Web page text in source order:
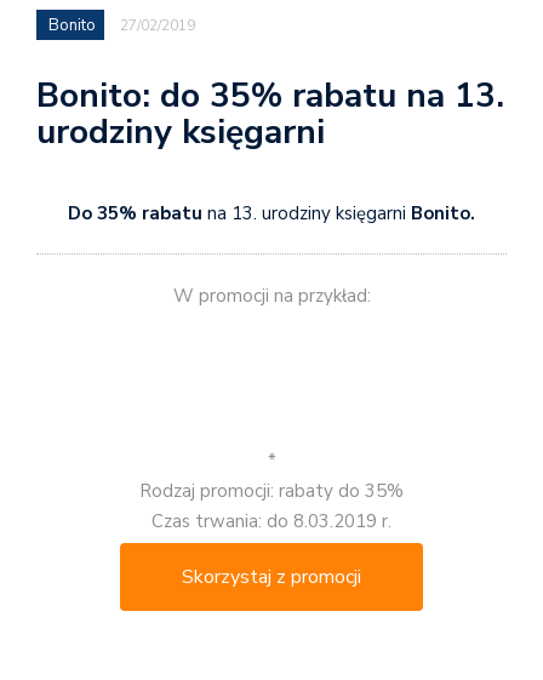
Bonito 27/02/2019
Bonito: do 35% rabatu na 13.
urodziny księgarni
Do 35% rabatu na 13. urodziny księgarni Bonito.
W promocji na przykład:
*
Rodzaj promocji: rabaty do 35%
Czas trwania: do 8.03.2019 r.
Skorzystaj z promocji